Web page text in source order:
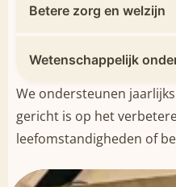
Betere zorg en welzijn
Wetenschappelijk
We ondersteunen
gericht is op het
leefomstandigheden of